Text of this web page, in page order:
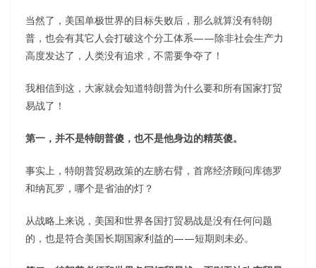
当然了，美国单极世界的目标失败后，那么就算没有特朗
普，也会有其它人会打破这个分工体系——除非社会生产力
高度发达了，人类没有追求，不需要争夺了！
我相信到这，大家就会知道特朗普为什么要和所有国家打贸
易战了！
第一，并不是特朗普傻，也不是他身边的精英傻。
事实上，特朗普贸易政策的左膀右臂，首席经济顾问库德罗
和纳瓦罗，哪个是省油的灯？
从战略上来说，美国和世界各国打贸易战是没有任何问题
的，也是符合美国长期国家利益的——短期则未必。